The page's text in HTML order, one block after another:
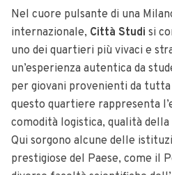
Nel cuore pulsante di una
internazionale, Città Studi si
uno dei quartieri più vivaci e
un’esperienza autentica da
per giovani provenienti da
questo quartiere rappresenta
comodità logistica, qualità
Qui sorgono alcune delle
prestigiose del Paese, come il